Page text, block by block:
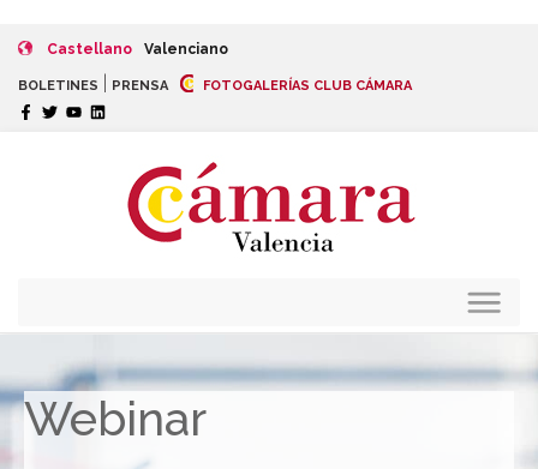
Castellano Valenciano
BOLETINES PRENSA FOTOGALERÍAS CLUB CÁMARA
Webinar